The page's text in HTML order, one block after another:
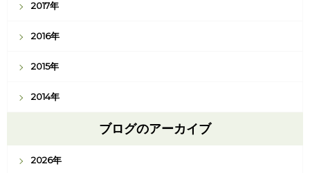
2017年
2016年
2015年
2014年
ブログのアーカイブ
2026年